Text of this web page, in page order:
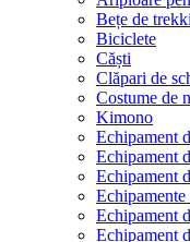
Bețe de
Biciclete
Căști
Clăpari de
Costume de
Kimono
Echipament
Echipament
Echipament
Echipamente
Echipament
Echipament